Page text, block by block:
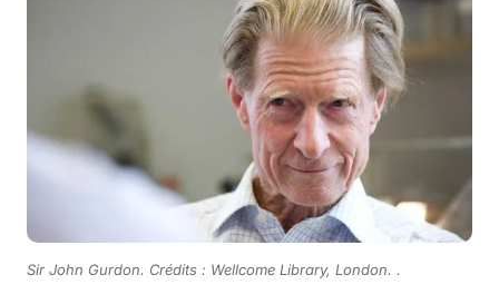
Sir John Gurdon. Crédits : Wellcome Library, London. .